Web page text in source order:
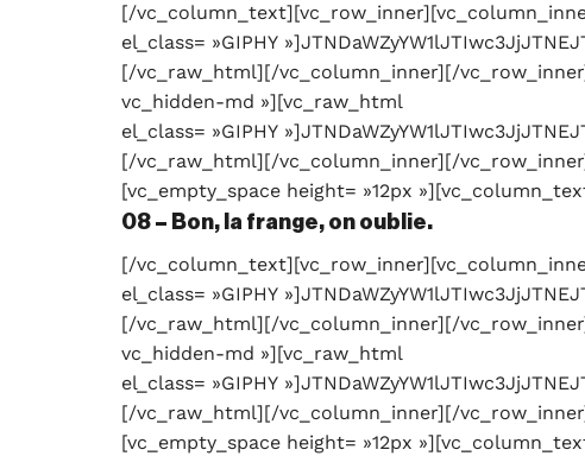
[/
el_class= »GIPHY
[/vc_raw_html][/vc_column_inner][/
vc_hidden-md »][vc_raw_html
el_class= »GIPHY
[/vc_raw_html][/vc_column_inner][/
[vc_empty_space height= »12px
08 – Bon, la frange, on oublie.
[/
el_class= »GIPHY
[/vc_raw_html][/vc_column_inner][/
vc_hidden-md »][vc_raw_html
el_class= »GIPHY
[/vc_raw_html][/vc_column_inner][/
[vc_empty_space height= »12px